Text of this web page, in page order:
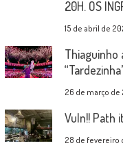
20H. OS
15 de abril de
Thiaguinho
26 de março de
Vuln!! Path
28 de fevereiro